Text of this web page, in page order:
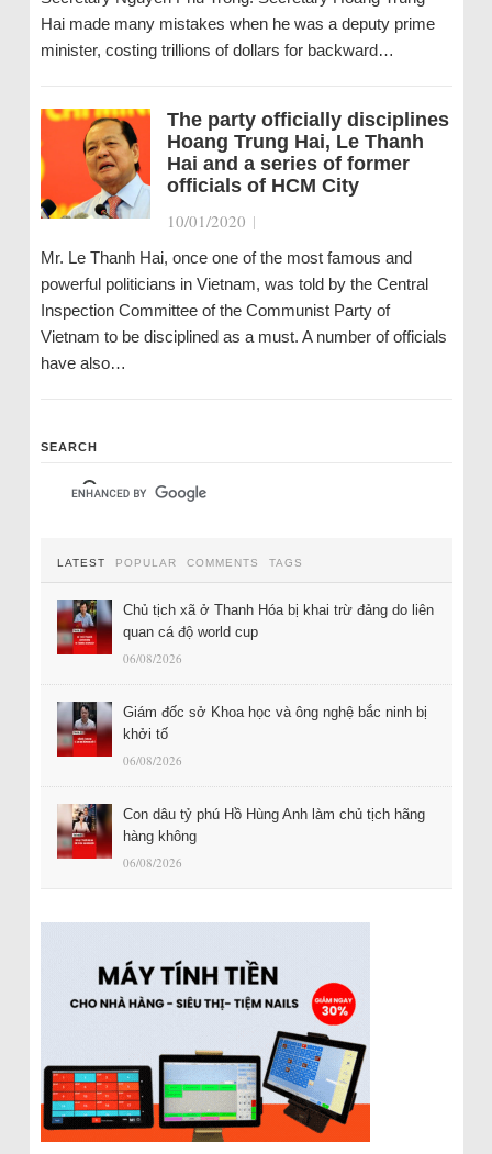
Hai made many mistakes when he was a deputy prime
minister, costing trillions of dollars for backward…
The party officially disciplines
Hoang Trung Hai, Le Thanh
Hai and a series of former
officials of HCM City
10/01/2020 |
Mr. Le Thanh Hai, once one of the most famous and
powerful politicians in Vietnam, was told by the Central
Inspection Committee of the Communist Party of
Vietnam to be disciplined as a must. A number of officials
have also…
SEARCH
LATEST POPULAR COMMENTS TAGS
Chủ tịch xã ở Thanh Hóa bị khai trừ đảng do liên
quan cá độ world cup
06/08/2026
Giám đốc sở Khoa học và ông nghệ bắc ninh bị
khởi tố
06/08/2026
Con dâu tỷ phú Hồ Hùng Anh làm chủ tịch hãng
hàng không
06/08/2026